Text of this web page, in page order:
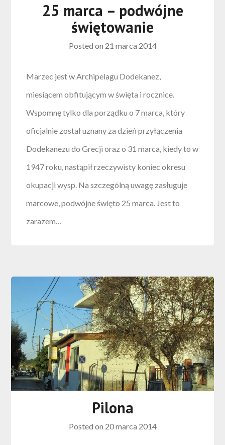
25 marca – podwójne
świętowanie
Posted on 21 marca 2014
Marzec jest w Archipelagu Dodekanez,
miesiącem obfitującym w święta i rocznice.
Wspomnę tylko dla porządku o 7 marca, który
oficjalnie został uznany za dzień przyłączenia
Dodekanezu do Grecji oraz o 31 marca, kiedy to w
1947 roku, nastąpił rzeczywisty koniec okresu
okupacji wysp. Na szczególną uwagę zasługuje
marcowe, podwójne święto 25 marca. Jest to
zarazem…
Pilona
Posted on 20 marca 2014